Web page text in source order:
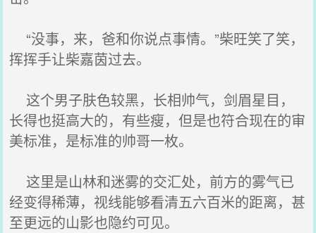
“没事，来，爸和你说点事情。”柴旺笑了笑，
挥挥手让柴嘉茵过去。
这个男子肤色较黑，长相帅气，剑眉星目，
长得也挺高大的，有些瘦，但是也符合现在的审
美标准，是标准的帅哥一枚。
这里是山林和迷雾的交汇处，前方的雾气已
经变得稀薄，视线能够看清五六百米的距离，甚
至更远的山影也隐约可见。